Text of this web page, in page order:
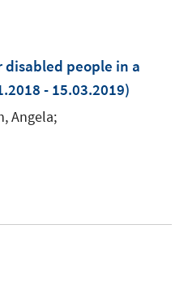
disabled people in a
- 15.03.2019)
Angela;